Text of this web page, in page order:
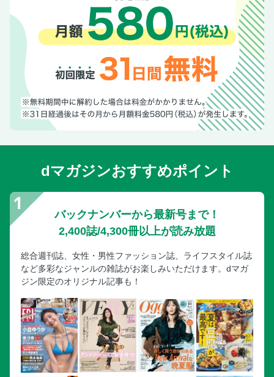
dマガジンおすすめポイント
バックナンバーから最新号まで！
2,400誌/4,300冊以上が読み放題
総合週刊誌、女性・男性ファッション誌、ライフスタイル誌
など多彩なジャンルの雑誌がお楽しみいただけます。dマガ
ジン限定のオリジナル記事も！